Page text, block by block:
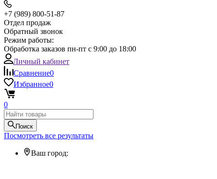
+7 (989) 800-51-87
Отдел продаж
Обратный звонок
Режим работы:
Обработка заказов пн-пт с 9:00 до 18:00
Личный кабинет
Сравнение0
Избранное0
0
Поиск
Посмотреть все результаты
Ваш город: